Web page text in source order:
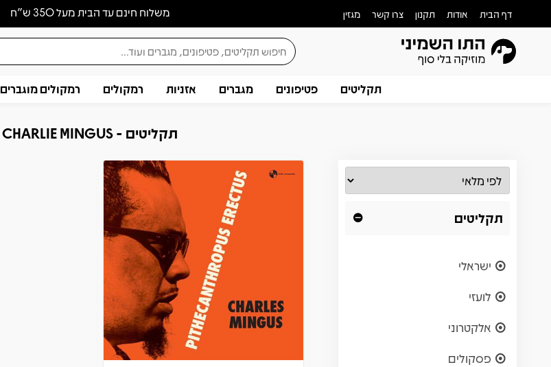
משלוח חינם עד הבית מעל 350 ש״ח דף הבית אודות תקנון צרו קשר מגזין
תקליטים פטיפונים מגברים אזניות רמקולים רמקולים מוגברים
תקליטים - CHARLIE MINGUS
תקליטים
ישראלי
לועזי
אלקטרוני
פסקולים